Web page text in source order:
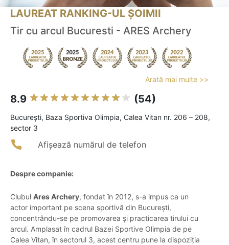
LAUREAT RANKING-UL ȘOIMII
Tir cu arcul Bucuresti - ARES Archery
Arată mai multe >>
8.9 (54)
Bucureşti, Baza Sportiva Olimpia, Calea Vitan nr. 206 – 208,
sector 3
Afișează numărul de telefon
Despre companie:
Clubul Ares Archery, fondat în 2012, s-a impus ca un
actor important pe scena sportivă din București,
concentrându-se pe promovarea și practicarea tirului cu
arcul. Amplasat în cadrul Bazei Sportive Olimpia de pe
Calea Vitan, în sectorul 3, acest centru pune la dispoziția